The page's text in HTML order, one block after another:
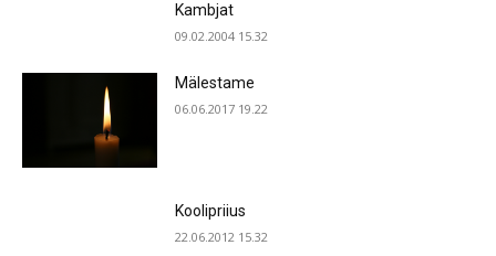
Kambjat
09.02.2004 15.32
Mälestame
06.06.2017 19.22
Koolipriius
22.06.2012 15.32